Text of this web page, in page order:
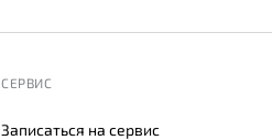
СЕРВИС
Записаться на сервис